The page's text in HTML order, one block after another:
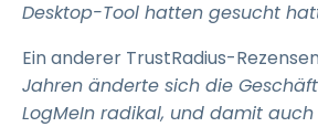
Desktop-Tool hatten gesucht
Ein anderer TrustRadius-
Jahren änderte sich die
LogMeIn radikal, und damit auch